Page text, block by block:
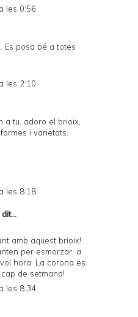
les 0:56
Es posa bé a totes
les 2:10
a tu, adoro el brioix,
i varietats.
les 8:18
dit...
amb aquest brioix!
per esmorzar, a
hora. La corona es
de setmana!
les 8:34